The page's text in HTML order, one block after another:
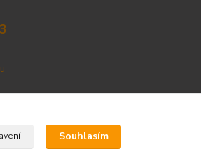
Upravit sběr cookies.
Souhlasím